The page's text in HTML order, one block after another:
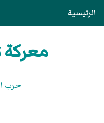
الرئيسية
معركة
حرب